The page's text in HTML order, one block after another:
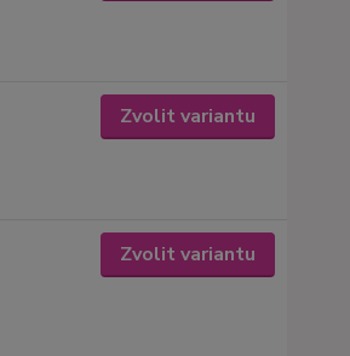
Zvolit variantu
Zvolit variantu